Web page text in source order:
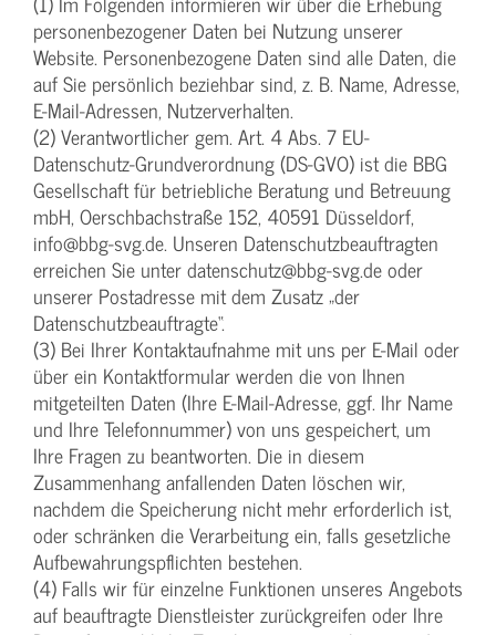
personenbezogener Daten bei Nutzung unserer
Website. Personenbezogene Daten sind alle Daten, die
auf Sie persönlich beziehbar sind, z. B. Name, Adresse,
E-Mail-Adressen, Nutzerverhalten.
(2) Verantwortlicher gem. Art. 4 Abs. 7 EU-
Datenschutz-Grundverordnung (DS-GVO) ist die BBG
Gesellschaft für betriebliche Beratung und Betreuung
mbH, Oerschbachstraße 152, 40591 Düsseldorf,
info@bbg-svg.de. Unseren Datenschutzbeauftragten
erreichen Sie unter datenschutz@bbg-svg.de oder
unserer Postadresse mit dem Zusatz „der
Datenschutzbeauftragte“.
(3) Bei Ihrer Kontaktaufnahme mit uns per E-Mail oder
über ein Kontaktformular werden die von Ihnen
mitgeteilten Daten (Ihre E-Mail-Adresse, ggf. Ihr Name
und Ihre Telefonnummer) von uns gespeichert, um
Ihre Fragen zu beantworten. Die in diesem
Zusammenhang anfallenden Daten löschen wir,
nachdem die Speicherung nicht mehr erforderlich ist,
oder schränken die Verarbeitung ein, falls gesetzliche
Aufbewahrungspflichten bestehen.
(4) Falls wir für einzelne Funktionen unseres Angebots
auf beauftragte Dienstleister zurückgreifen oder Ihre